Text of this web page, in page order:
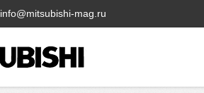
info@mitsubishi-mag.ru